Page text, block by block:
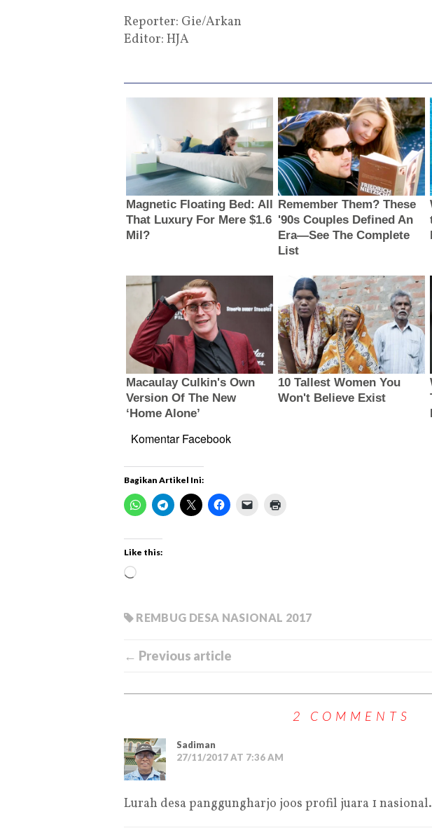
Reporter: Gie/Arkan
Editor: HJA
Komentar Facebook
Bagikan Artikel Ini:
Like this:
REMBUG DESA NASIONAL 2017
← Previous article
2 COMMENTS
Sadiman
27/11/2017 AT 7:36 AM
Lurah desa panggungharjo joos profil juara 1 nasional.